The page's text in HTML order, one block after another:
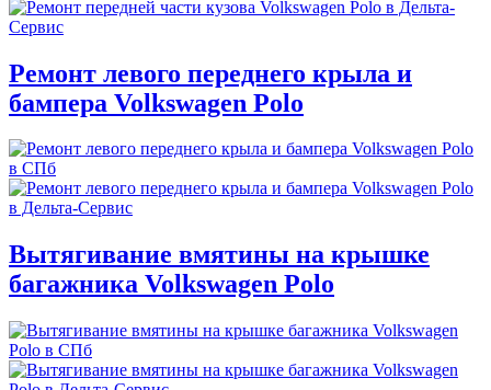
Ремонт левого переднего крыла и
бампера Volkswagen Polo
Вытягивание вмятины на крышке
багажника Volkswagen Polo